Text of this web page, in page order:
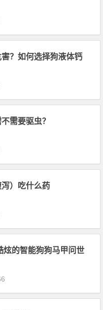
？如何选择狗液体钙
需要驱虫？
）吃什么药
炫的智能狗狗马甲问世